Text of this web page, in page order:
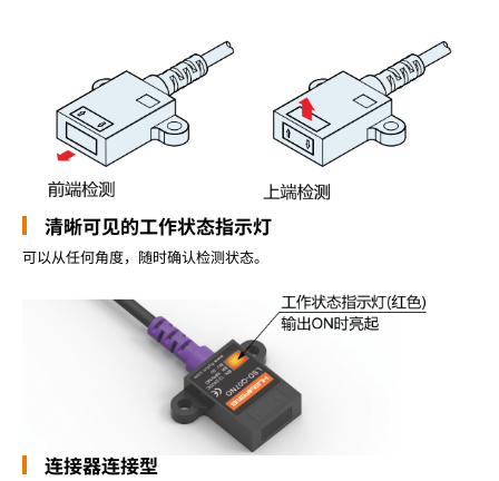
清晰可见的工作状态指示灯
可以从任何角度，随时确认检测状态。
连接器连接型